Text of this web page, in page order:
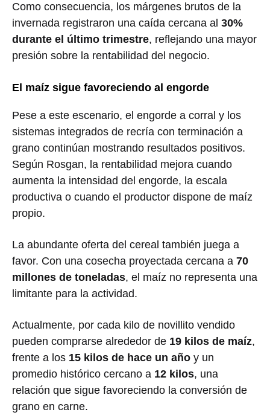
Como consecuencia, los márgenes brutos de la
invernada registraron una caída cercana al 30%
durante el último trimestre, reflejando una mayor
presión sobre la rentabilidad del negocio.
El maíz sigue favoreciendo al engorde
Pese a este escenario, el engorde a corral y los
sistemas integrados de recría con terminación a
grano continúan mostrando resultados positivos.
Según Rosgan, la rentabilidad mejora cuando
aumenta la intensidad del engorde, la escala
productiva o cuando el productor dispone de maíz
propio.
La abundante oferta del cereal también juega a
favor. Con una cosecha proyectada cercana a 70
millones de toneladas, el maíz no representa una
limitante para la actividad.
Actualmente, por cada kilo de novillito vendido
pueden comprarse alrededor de 19 kilos de maíz,
frente a los 15 kilos de hace un año y un
promedio histórico cercano a 12 kilos, una
relación que sigue favoreciendo la conversión de
grano en carne.